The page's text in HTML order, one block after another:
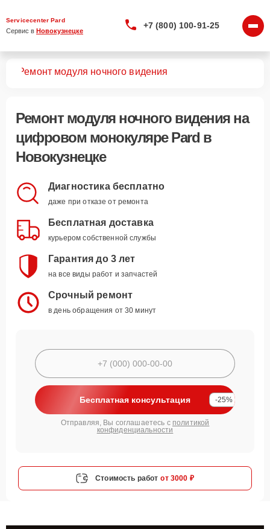
Servicecenter Pard
Сервис в Новокузнецке
+7 (800) 100-91-25
Ремонт модуля ночного видения
Ремонт модуля ночного виденияна
цифровом монокуляре Pard в
Новокузнецке
Диагностика бесплатно
даже при отказе от ремонта
Бесплатная доставка
курьером собственной службы
Гарантия до 3 лет
на все виды работ и запчастей
Срочный ремонт
в день обращения от 30 минут
Бесплатная консультация -25%
Отправляя, Вы соглашаетесь с политикой
конфиденциальности
Стоимость работ от 3000 ₽